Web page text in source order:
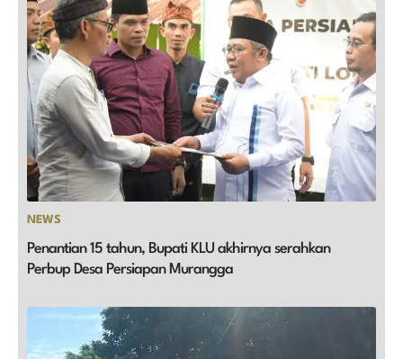
NEWS
Penantian 15 tahun, Bupati KLU akhirnya serahkan
Perbup Desa Persiapan Murangga